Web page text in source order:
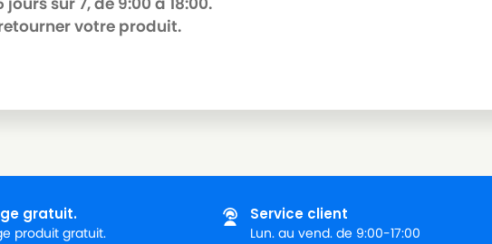
votre produit.
gratuit.
produit gratuit.
Service client
Lun. au vend. de 9:00-17:00